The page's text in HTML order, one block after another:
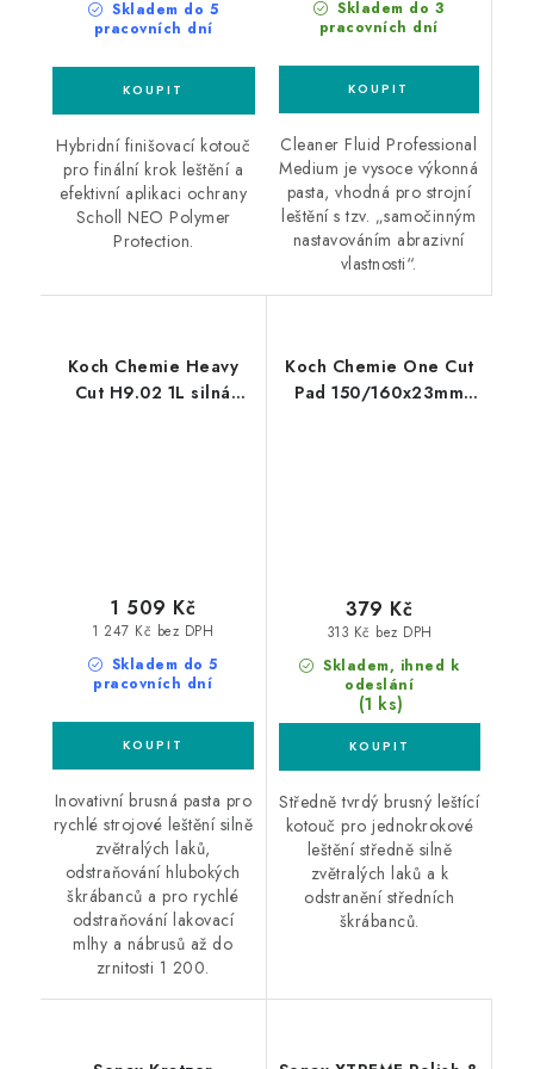
Skladem do 5
pracovních dní
Hybridní finišovací kotouč
pro finální krok leštění a
efektivní aplikaci ochrany
Scholl NEO Polymer
Protection.
Skladem do 3
pracovních dní
Cleaner Fluid Professional
Medium je vysoce výkonná
pasta, vhodná pro strojní
leštění s tzv. „samočinným
nastavováním abrazivní
vlastnosti“.
Koch Chemie Heavy
Cut H9.02 1L silná
Skladem do 5
pracovních dní
1 247 Kč bez DPH
1 509 Kč
Inovativní brusná pasta pro
rychlé strojové leštění silně
zvětralých laků,
odstraňování hlubokých
škrábanců a pro rychlé
odstraňování lakovací
mlhy a nábrusů až do
zrnitosti 1 200.
Koch Chemie One Cut
Pad 150/160x23mm
Skladem, ihned k
odeslání
(1 ks)
313 Kč bez DPH
379 Kč
Středně tvrdý brusný leštící
kotouč pro jednokrokové
leštění středně silně
zvětralých laků a k
odstranění středních
škrábanců.